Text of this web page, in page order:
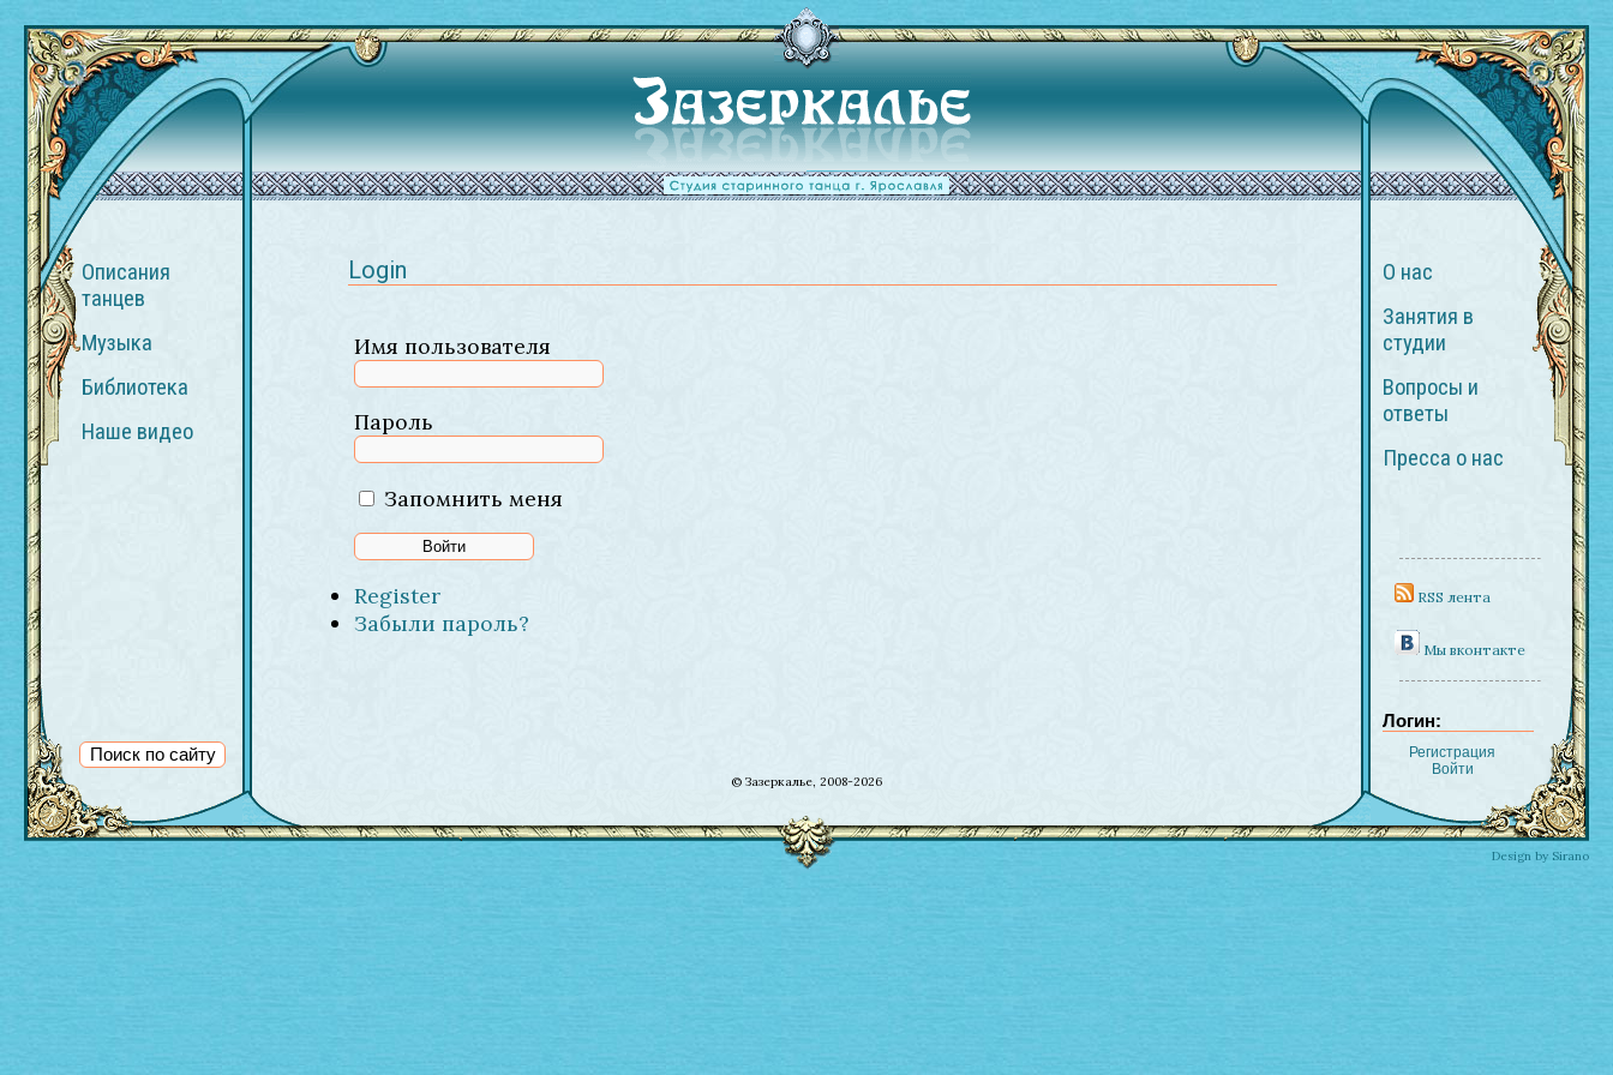
Описания
танцев
Музыка
Библиотека
Наше видео
Login
Имя пользователя
Пароль
Запомнить меня
Register
Забыли пароль?
О нас
Занятия в
студии
Вопросы и
ответы
Пресса о нас
RSS лента
Мы вконтакте
© Зазеркалье, 2008-2026
Логин:
Регистрация
Войти
Design by Sirano